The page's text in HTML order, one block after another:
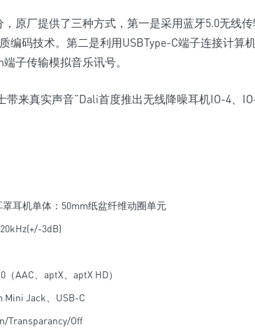
原厂提供了三种方式，第一是采用蓝牙5.0无线
编码技术。第二是利用USBType-C端子连接计算
子传输模拟音乐讯号。
耳机单体：50mm纸盆纤维动圈单元
3dB)
AAC、aptX、aptX HD）
Mini Jack、USB-C
Transparancy/Off